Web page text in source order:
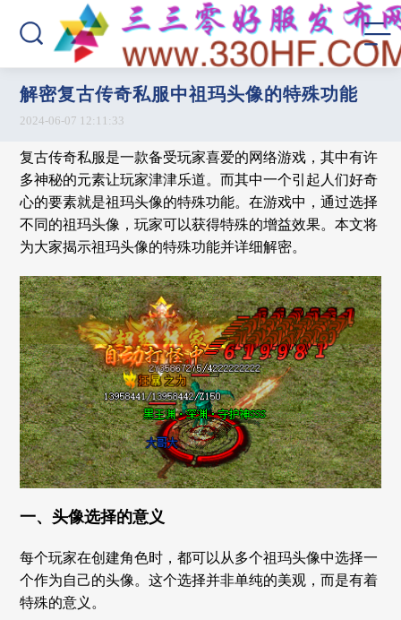
解密复古传奇私服中祖玛头像的特殊功能
2024-06-07 12:11:33
复古传奇私服是一款备受玩家喜爱的网络游戏，其中有许
多神秘的元素让玩家津津乐道。而其中一个引起人们好奇
心的要素就是祖玛头像的特殊功能。在游戏中，通过选择
不同的祖玛头像，玩家可以获得特殊的增益效果。本文将
为大家揭示祖玛头像的特殊功能并详细解密。
一、头像选择的意义
每个玩家在创建角色时，都可以从多个祖玛头像中选择一
个作为自己的头像。这个选择并非单纯的美观，而是有着
特殊的意义。